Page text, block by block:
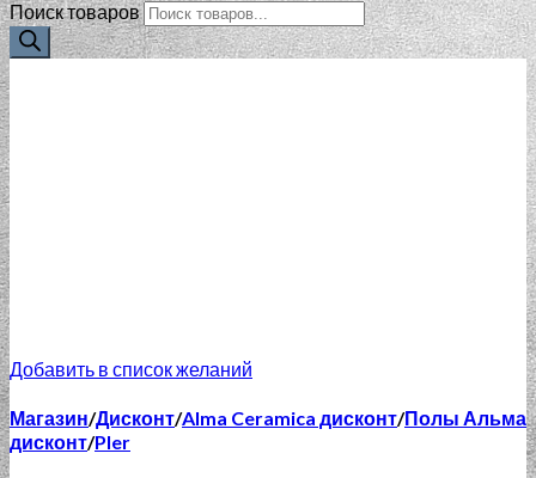
Поиск товаров
Добавить в список желаний
Магазин/Дисконт/Alma Ceramica дисконт/Полы Альма
дисконт/Pler